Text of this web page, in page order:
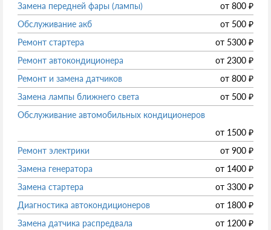
Замена передней фары (лампы) от 800 ₽
Обслуживание акб
от 500 ₽
Ремонт стартера
от 5300 ₽
Ремонт автокондиционера
от 2300 ₽
Ремонт и замена датчиков
от 800 ₽
Замена лампы ближнего света
от 500 ₽
Обслуживание автомобильных кондиционеров
от 1500 ₽
Ремонт электрики
от 900 ₽
Замена генератора
от 1400 ₽
Замена стартера
от 3300 ₽
Диагностика автокондиционеров
от 1800 ₽
Замена датчика распредвала
от 1200 ₽